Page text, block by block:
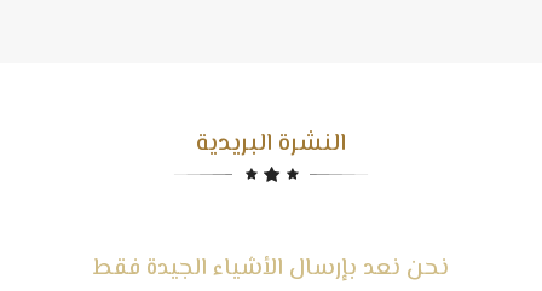
النشرة البريدية
نحن نعد بإرسال الأشياء الجيدة فقط